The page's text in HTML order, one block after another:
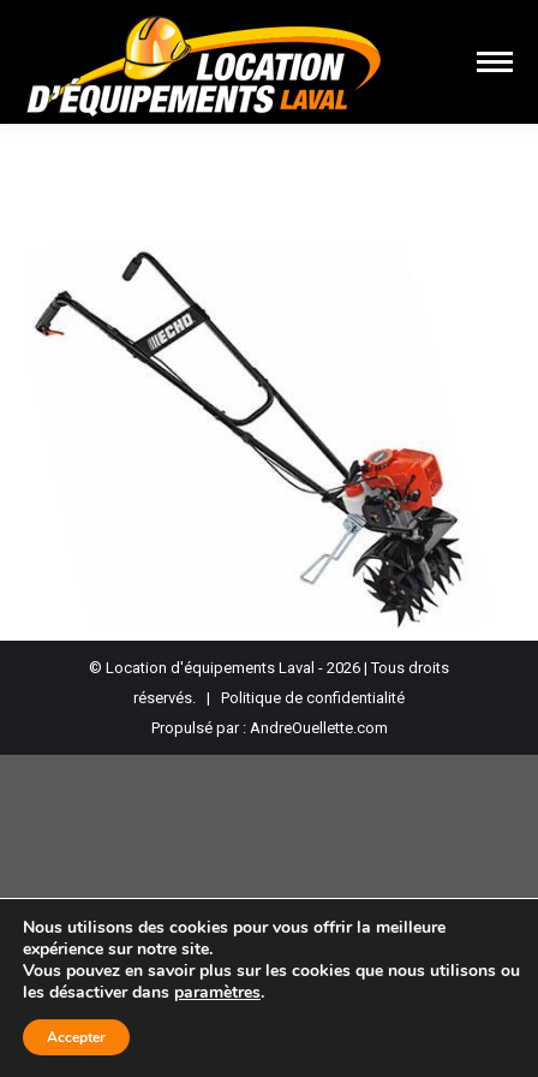
© Location d'équipements Laval - 2026 | Tous droits
réservés. | Politique de confidentialité
Propulsé par : AndreOuellette.com
Nous utilisons des cookies pour vous offrir la meilleure
expérience sur notre site.
Vous pouvez en savoir plus sur les cookies que nous utilisons ou
les désactiver dans paramètres.
Accepter